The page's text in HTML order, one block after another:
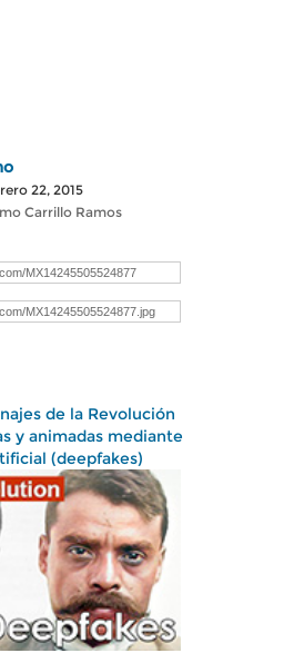
22, 2015
Carrillo Ramos
de la Revolución
y animadas mediante
(deepfakes)